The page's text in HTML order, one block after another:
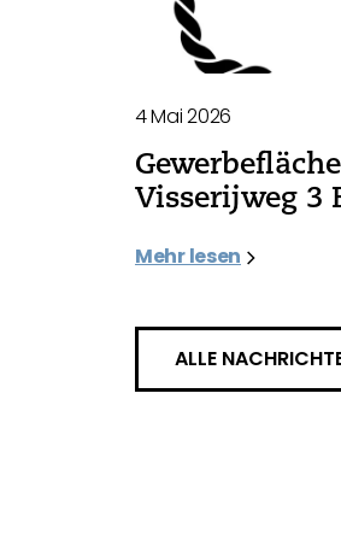
4 Mai 2026
Visserijweg 3
Mehr lesen
ALLE